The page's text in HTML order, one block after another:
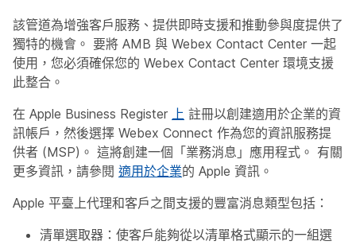
該管道為增強客戶服務、提供即時支援和推動參與度提供了
獨特的機會。 要將 AMB 與 Webex Contact Center 一起
使用，您必須確保您的 Webex Contact Center 環境支援
此整合。
在 Apple Business Register 上 註冊以創建適用於企業的資
訊帳戶，然後選擇 Webex Connect 作為您的資訊服務提
供者 (MSP)。 這將創建一個「業務消息」應用程式。 有關
更多資訊，請參閱 適用於企業的 Apple 資訊。
Apple 平臺上代理和客戶之間支援的豐富消息類型包括：
清單選取器：使客戶能夠從以清單格式顯示的一組選